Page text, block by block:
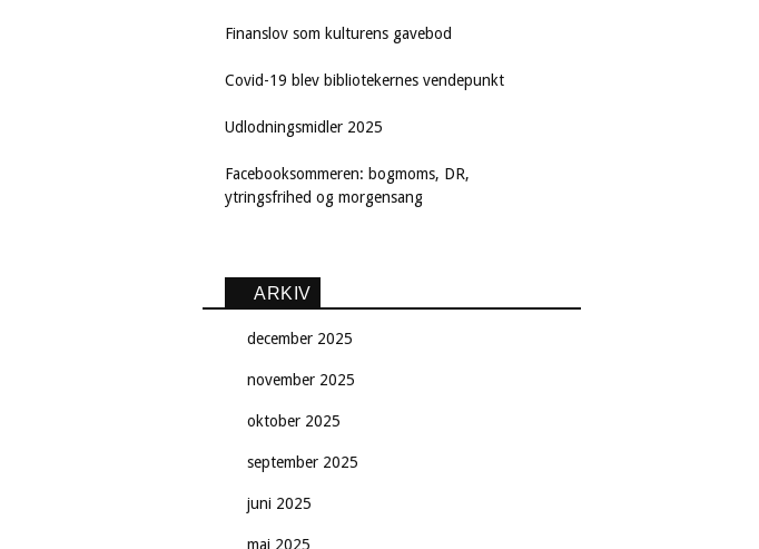
Finanslov som kulturens gavebod
Covid-19 blev bibliotekernes vendepunkt
Udlodningsmidler 2025
Facebooksommeren: bogmoms, DR,
ytringsfrihed og morgensang
ARKIV
december 2025
november 2025
oktober 2025
september 2025
juni 2025
maj 2025